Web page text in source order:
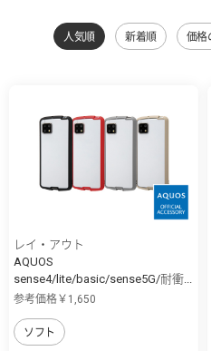
人気順 新着順 価格
レイ・アウト
AQUOS
sense4/lite/basic/sense5G/耐衝...
参考価格￥1,650
ソフト